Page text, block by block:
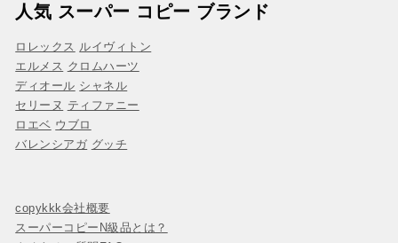
人気 スーパー コピー ブランド
ロレックス ルイヴィトン
エルメス クロムハーツ
ディオール シャネル
セリーヌ ティファニー
ロエベ ウブロ
バレンシアガ グッチ
copykkk会社概要
スーパーコピーN級品とは？